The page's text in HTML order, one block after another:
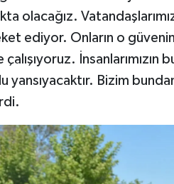
olacağız.
ediyor. Onların o
İnsanlarımızın
yansıyacaktır. Bizim